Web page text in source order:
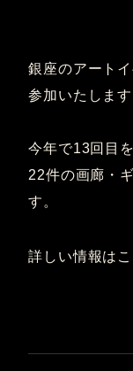
銀座のアート
参加いたします
今年で13回目
22件の画廊・
す。
詳しい情報は